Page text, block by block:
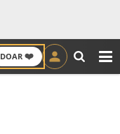
DOAR ❤️